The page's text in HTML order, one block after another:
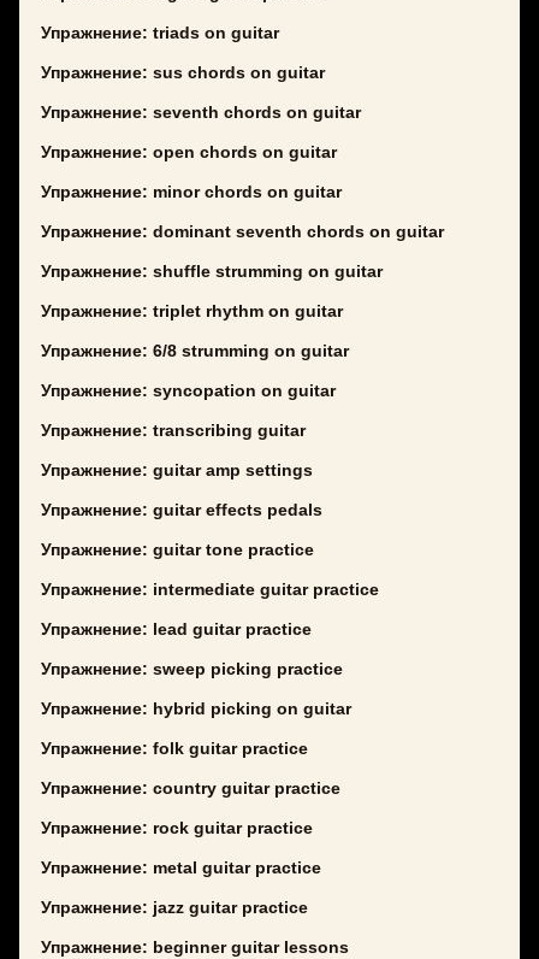
Упражнение: triads on guitar
Упражнение: sus chords on guitar
Упражнение: seventh chords on guitar
Упражнение: open chords on guitar
Упражнение: minor chords on guitar
Упражнение: dominant seventh chords on guitar
Упражнение: shuffle strumming on guitar
Упражнение: triplet rhythm on guitar
Упражнение: 6/8 strumming on guitar
Упражнение: syncopation on guitar
Упражнение: transcribing guitar
Упражнение: guitar amp settings
Упражнение: guitar effects pedals
Упражнение: guitar tone practice
Упражнение: intermediate guitar practice
Упражнение: lead guitar practice
Упражнение: sweep picking practice
Упражнение: hybrid picking on guitar
Упражнение: folk guitar practice
Упражнение: country guitar practice
Упражнение: rock guitar practice
Упражнение: metal guitar practice
Упражнение: jazz guitar practice
Упражнение: beginner guitar lessons